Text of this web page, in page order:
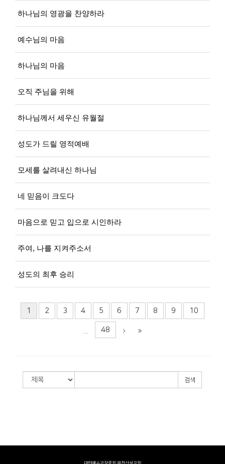
하나님의 영광을 찬양하라
예수님의 마음
하나님의 마음
오직 주님을 위해
하나님께서 세우신 유월절
성도가 드릴 영적예배
모세를 살려내신 하나님
네 믿음이 크도다
마음으로 믿고 입으로 시인하라
주여, 나를 지켜주소서
성도의 최후 승리
1 2 3 4 5 6 7 8 9 10
48
검색